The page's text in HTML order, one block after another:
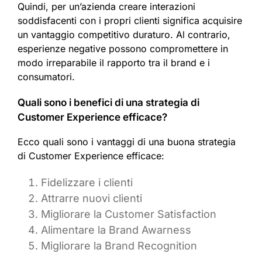
Quindi, per un’azienda creare interazioni
soddisfacenti con i propri clienti significa acquisire
un vantaggio competitivo duraturo. Al contrario,
esperienze negative possono compromettere in
modo irreparabile il rapporto tra il brand e i
consumatori.
Quali sono i benefici di una strategia di
Customer Experience efficace?
Ecco quali sono i vantaggi di una buona strategia
di Customer Experience efficace:
Fidelizzare i clienti
Attrarre nuovi clienti
Migliorare la Customer Satisfaction
Alimentare la Brand Awarness
Migliorare la Brand Recognition